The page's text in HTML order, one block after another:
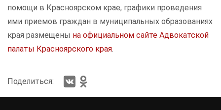
помощи в Красноярском крае, графики проведения
ими приемов граждан в муниципальных образованиях
края размещены на официальном сайте Адвокатской
палаты Красноярского края.
Поделиться: